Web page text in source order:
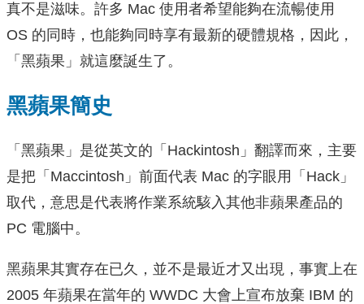
真不是滋味。許多 Mac 使用者希望能夠在流暢使用
OS 的同時，也能夠同時享有最新的硬體規格，因此，
「黑蘋果」就這麼誕生了。
黑蘋果簡史
「黑蘋果」是從英文的「Hackintosh」翻譯而來，主要
是把「Maccintosh」前面代表 Mac 的字眼用「Hack」
取代，意思是代表將作業系統駭入其他非蘋果產品的
PC 電腦中。
黑蘋果其實存在已久，並不是最近才又出現，事實上在
2005 年蘋果在當年的 WWDC 大會上宣布放棄 IBM 的